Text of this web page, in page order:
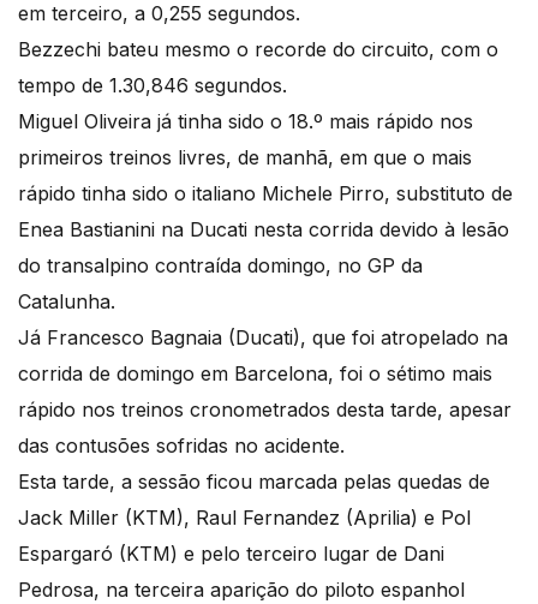
em terceiro, a 0,255 segundos.
Bezzechi bateu mesmo o recorde do circuito, com o
tempo de 1.30,846 segundos.
Miguel Oliveira já tinha sido o 18.º mais rápido nos
primeiros treinos livres, de manhã, em que o mais
rápido tinha sido o italiano Michele Pirro, substituto de
Enea Bastianini na Ducati nesta corrida devido à lesão
do transalpino contraída domingo, no GP da
Catalunha.
Já Francesco Bagnaia (Ducati), que foi atropelado na
corrida de domingo em Barcelona, foi o sétimo mais
rápido nos treinos cronometrados desta tarde, apesar
das contusões sofridas no acidente.
Esta tarde, a sessão ficou marcada pelas quedas de
Jack Miller (KTM), Raul Fernandez (Aprilia) e Pol
Espargaró (KTM) e pelo terceiro lugar de Dani
Pedrosa, na terceira aparição do piloto espanhol